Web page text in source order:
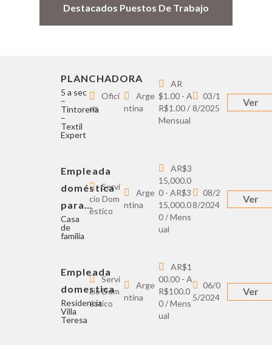
Destacados Puestos De Trabajo
PLANCHADORA
5 a sec
–
Tintoreria
–
Textil
Expert
Ofici
os
Arge
ntina
AR
$1.00 - A
R$1.00 /
Mensual
03/1
8/2025
Ver
Empleada
doméstica
para…
Casa
de
familia
Servi
cio Dom
éstico
Arge
ntina
AR$3
15,000.0
0 - AR$3
15,000.0
0 / Mens
ual
08/2
8/2024
Ver
Empleada
domestica
Residencia
Villa
Teresa
Servi
cio Dom
éstico
Arge
ntina
AR$1
00.00 - A
R$100.0
0 / Mens
ual
06/0
5/2024
Ver